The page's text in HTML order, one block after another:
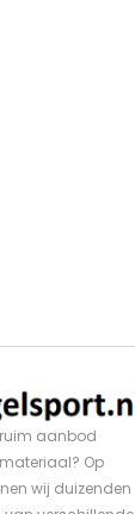
ruim aanbod
Op
wij duizenden